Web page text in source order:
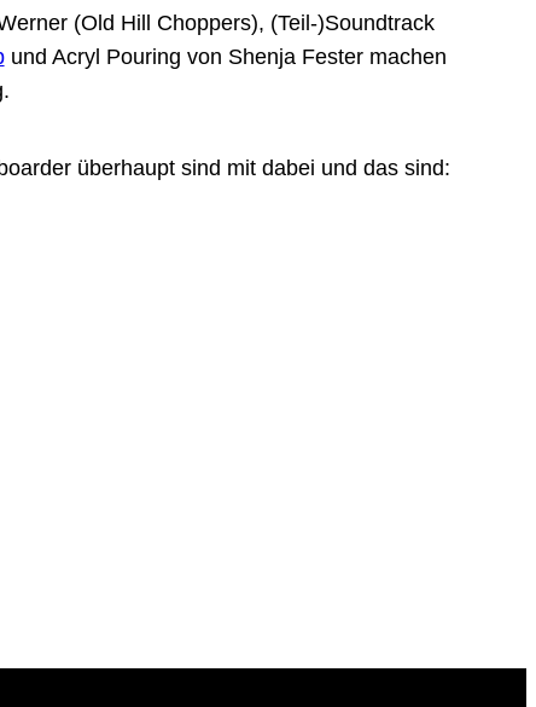
(Old Hill Choppers), (Teil-)Soundtrack
und Acryl Pouring von Shenja Fester machen
überhaupt sind mit dabei und das sind: